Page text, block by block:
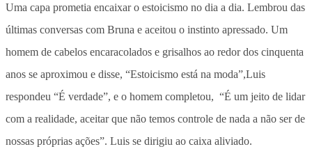
Uma capa prometia encaixar o estoicismo no dia a dia. Lembrou das
últimas conversas com Bruna e aceitou o instinto apressado. Um
homem de cabelos encaracolados e grisalhos ao redor dos cinquenta
anos se aproximou e disse, “Estoicismo está na moda”,Luis
respondeu “É verdade”, e o homem completou, “É um jeito de lidar
com a realidade, aceitar que não temos controle de nada a não ser de
nossas próprias ações”. Luis se dirigiu ao caixa aliviado.